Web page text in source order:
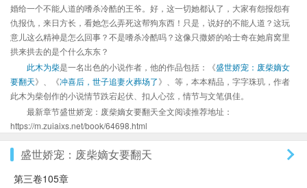
婚给一个不能人道的嗜杀冷酷的王爷。好，这一切她都认了，大家有怨报怨有
仇报仇，来日方长，看她怎么弄死这帮狗东西！只是，说好的不能人道？这玩
意儿这么精神是怎么回事？不是嗜杀冷酷吗？这像只撒娇的哈士奇在她肩窝里
拱来拱去的是个什么东东？
此木为柴是一名出色的小说作者，他的作品包括：《盛世娇宠：废柴嫡女
要翻天》、《冲喜后，世子追妻火葬场了》、等，本本精品，字字珠玑，作者
此木为柴创作的小说情节跌宕起伏、扣人心弦，情节与文笔俱佳。
最新章节盛世娇宠：废柴嫡女要翻天全文阅读推荐地址：
https://m.zuiaixs.net/book/64698.html
盛世娇宠：废柴嫡女要翻天
第三卷105章